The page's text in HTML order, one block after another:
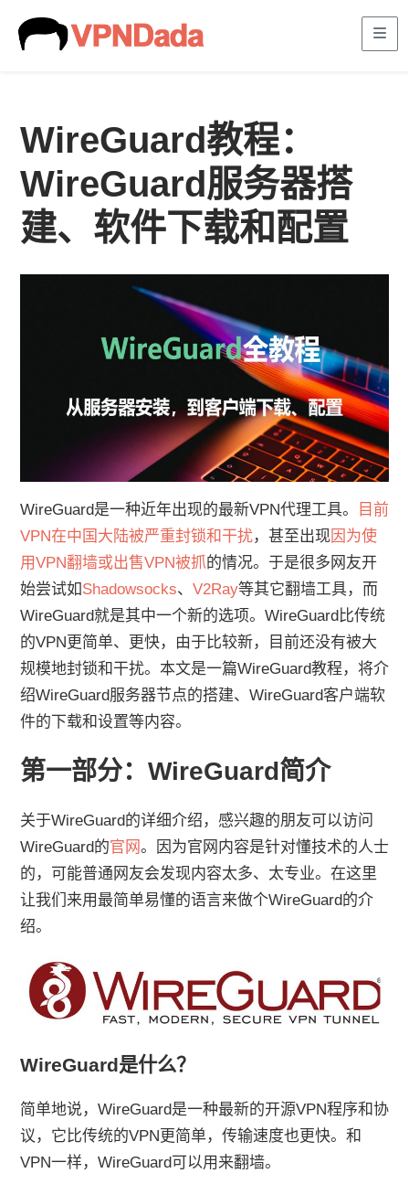
WireGuard教程：
WireGuard服务器搭
建、软件下载和配置
WireGuard是一种近年出现的最新VPN代理工具。
目前
VPN在中国大陆被严重封锁和干扰，甚至出现因为使
用VPN翻墙或出售VPN被抓的情况。于是很多网友开
始尝试如Shadowsocks、 V2Ray等其它翻墙工具，而
WireGuard就是其中一个新的选项。WireGuard比传统
的VPN更简单、更快，由于比较新，目前还没有被大
规模地封锁和干扰。本文是一篇WireGuard教程，将介
绍WireGuard服务器节点的搭建、WireGuard客户端软
件的下载和设置等内容。
第一部分：WireGuard简介
关于WireGuard的详细介绍，感兴趣的朋友可以访问
WireGuard的官网。因为官网内容是针对懂技术的人士
的，可能普通网友会发现内容太多、太专业。在这里
让我们来用最简单易懂的语言来做个WireGuard的介
绍。
WireGuard是什么？
简单地说，WireGuard是一种最新的开源VPN程序和协
议，它比传统的VPN更简单，传输速度也更快。和
VPN一样，WireGuard可以用来翻墙。